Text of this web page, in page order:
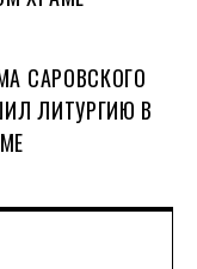
САРОВСКОГО
ЛИТУРГИЮ В